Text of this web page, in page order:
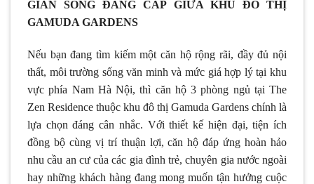
GIAN SỐNG ĐẲNG CẤP GIỮA KHU ĐÔ THỊ
GAMUDA GARDENS
Nếu bạn đang tìm kiếm một căn hộ rộng rãi, đầy đủ nội
thất, môi trường sống văn minh và mức giá hợp lý tại khu
vực phía Nam Hà Nội, thì căn hộ 3 phòng ngủ tại The
Zen Residence thuộc khu đô thị Gamuda Gardens chính là
lựa chọn đáng cân nhắc. Với thiết kế hiện đại, tiện ích
đồng bộ cùng vị trí thuận lợi, căn hộ đáp ứng hoàn hảo
nhu cầu an cư của các gia đình trẻ, chuyên gia nước ngoài
hay những khách hàng đang mong muốn tận hưởng cuộc